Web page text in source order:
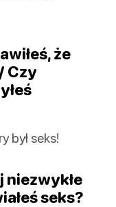
że
Czy
był seks!
niezwykłe
seks?